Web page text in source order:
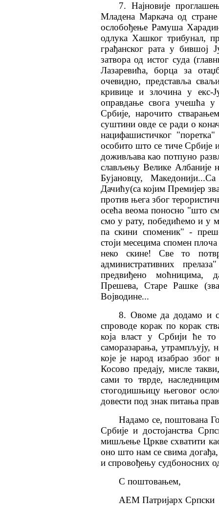
7. Најновије
Младена Маркача од
ослобођење Рамуша
одлука Хашког трибунал,
грађанског рата у бившој
затвора од истог суда
Лазаревића, борца за
очевидно, представља
кривице и злочина у екс-
оправдање свога учешћа у
Србије, нарочито
суштини овде се ради о
нацифашистичког
особито што се тиче Србије
доживљава као потпуно
слављењу Велике
Бујановцу,
Дачићу(са којим Премијер
против њега због
осећа веома поносно "што
смо у рату, победићемо и у
па скини споменик" -
стоји месецима спомен
неко скине! Све то
административних
предвиђено моћницима,
Прешева, Старе Рашке
Војводине...
8. Овоме да додамо и
спроводе корак по корак
која власт у Србији ће
саморазарања, утрампљују,
које је народ изабрао
Косово предају, мисле
сами то тврде,
стогодишњицу његовог
довести под знак питања
Надамо се, поштована
Србије и достојанства
мишљење Цркве схватити
оно што нам се свима
и спровођењу судбоносних
С поштовањем,
АЕМ Патријарх Српски